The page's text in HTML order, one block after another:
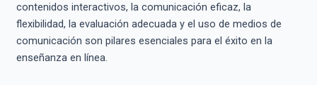
contenidos interactivos, la comunicación eficaz, la
flexibilidad, la evaluación adecuada y el uso de medios de
comunicación son pilares esenciales para el éxito en la
enseñanza en línea.